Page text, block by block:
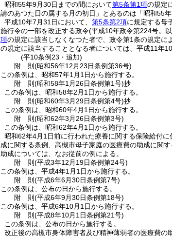
昭和55年9月30日までの間において第5条第1項の規定
請のあつた日の属する月の初日」とあるのは「昭和55年
平成10年7月31日において、 第5条第2項に規定する母
施行令の一部を改正する政令(平成10年政令第224号。
項の規定に該当しなくなつた者で、政令第1条の規定に
の規定に該当することとなる者については、平成11年
(平10条例23・追加)
附 則(昭和56年12月23日条例第36号)
この条例は、昭和57年1月1日から施行する。
附 則(昭和58年1月26日条例第1号)抄
この条例は、昭和58年2月1日から施行する。
附 則(昭和60年3月29日条例第4号)抄
この条例は、昭和60年4月1日から施行する。
附 則(昭和62年3月26日条例第3号)
この条例は、昭和62年4月1日から施行する。
昭和62年4月1日前に行われた療養に関する保険給付
成に関する条例、高槻市母子家庭の医療費の助成に関
助成については、なお従前の例による。
附 則(平成3年12月19日条例第24号)
この条例は、平成4年1月1日から施行する。
附 則(平成6年6月30日条例第7号)
この条例は、公布の日から施行する。
附 則(平成6年9月30日条例第18号)
この条例は、平成6年10月1日から施行する。
附 則(平成8年10月1日条例第21号)
この条例は、公布の日から施行する。
改正後の高槻市身体障害者及び精神薄弱者の医療費